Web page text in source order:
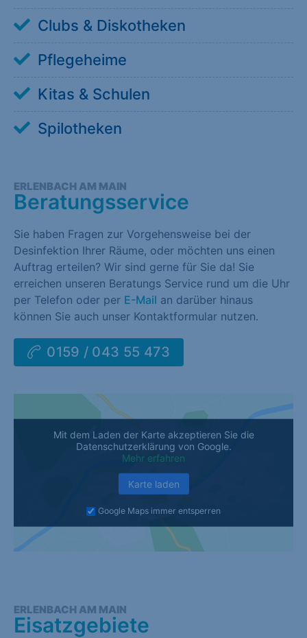
Clubs & Diskotheken
Pflegeheime
Kitas & Schulen
Spilotheken
ERLENBACH AM MAIN
Beratungsservice
Sie haben Fragen zur Vorgehensweise bei der
Desinfektion Ihrer Räume, oder möchten uns einen
Auftrag erteilen? Wir sind gerne für Sie da! Sie
erreichen unseren Beratungs Service rund um die Uhr
per Telefon oder per E-Mail an darüber hinaus
können Sie auch unser Kontaktformular nutzen.
0159 / 043 55 473
Mit dem Laden der Karte akzeptieren Sie die
Datenschutzerklärung von Google.
Mehr erfahren
Karte laden
Google Maps immer entsperren
ERLENBACH AM MAIN
Eisatzgebiete